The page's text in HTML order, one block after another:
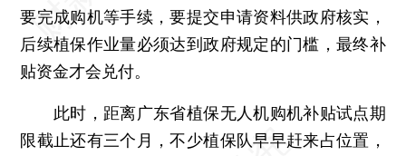
要完成购机等手续，要提交申请资料供政府核实，
后续植保作业量必须达到政府规定的门槛，最终补
贴资金才会兑付。
此时，距离广东省植保无人机购机补贴试点期
限截止还有三个月，不少植保队早早赶来占位置，